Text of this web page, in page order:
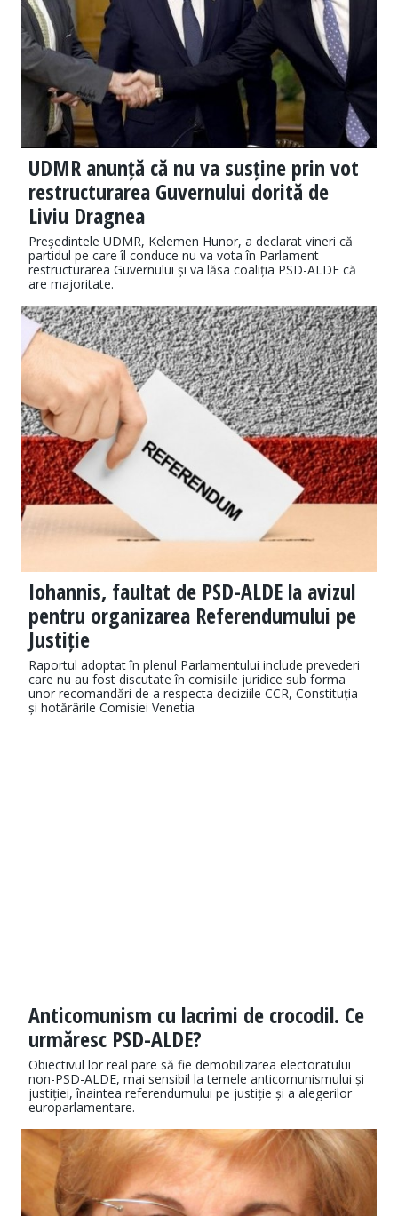
UDMR anunță că nu va susține prin vot
restructurarea Guvernului dorită de
Liviu Dragnea
Președintele UDMR, Kelemen Hunor, a declarat vineri că
partidul pe care îl conduce nu va vota în Parlament
restructurarea Guvernului și va lăsa coaliția PSD-ALDE că
are majoritate.
Iohannis, faultat de PSD-ALDE la avizul
pentru organizarea Referendumului pe
Justiție
Raportul adoptat în plenul Parlamentului include prevederi
care nu au fost discutate în comisiile juridice sub forma
unor recomandări de a respecta deciziile CCR, Constituția
și hotărârile Comisiei Venetia
Anticomunism cu lacrimi de crocodil. Ce
urmăresc PSD-ALDE?
Obiectivul lor real pare să fie demobilizarea electoratului
non-PSD-ALDE, mai sensibil la temele anticomunismului și
justiției, înaintea referendumului pe justiție și a alegerilor
europarlamentare.